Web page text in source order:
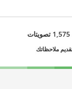
ملاحظاتك